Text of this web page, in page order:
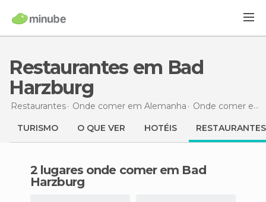
Restaurantes em Bad
Harzburg
Restaurantes Onde comer em Alemanha Onde comer em Baixa Saxônia
TURISMO O QUE VER HOTÉIS RESTAURANTES
2 lugares onde comer em Bad
Harzburg